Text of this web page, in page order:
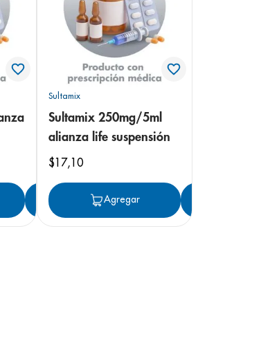
Agregar
Sultamix
Sultamix 250mg/5ml
alianza life suspensión
$17,10
Agregar